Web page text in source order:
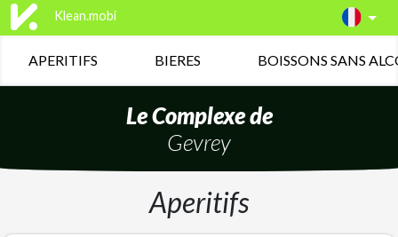
Klean.mobi
APERITIFS BIERES BOISSONS SANS
Le Complexe de
Gevrey
Aperitifs